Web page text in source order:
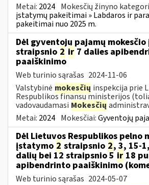
Metai: 2024 Mokesčių žinyno
įstatymų pakeitimai » Labdaros ir
pakeitimai nuo 2025 m.
Dėl gyventojų pajamų
straipsnio 2 ir 7 dalies
paaiškinimo
Web turinio sąrašas 2024-11-06
Valstybinė mokesčių inspekcija prie
Respublikos finansų ministerijos
vadovaudamasi Mokesčių
Metai: 2024 Mokesčiai:Gyventojų
Dėl Lietuvos Respublikos pelno
įstatymo 2 straipsnio 2, 3, 15-
dalių bei 12 straipsnio 5 ir 18
apibendrinto paaiškinimo
Web turinio sąrašas 2024-05-07